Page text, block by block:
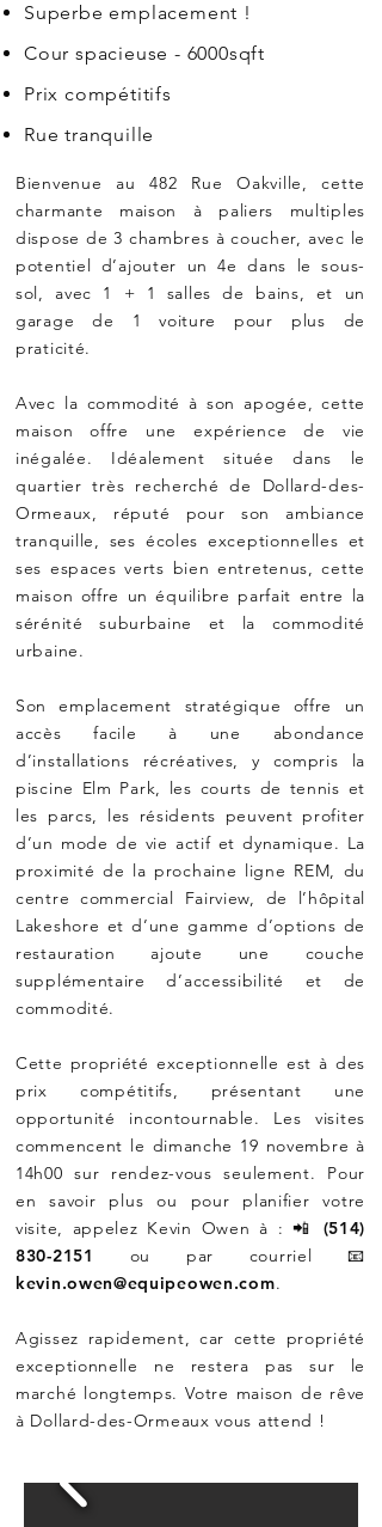
Superbe emplacement !
Cour spacieuse - 6000sqft
Prix compétitifs
Rue tranquille
Bienvenue au 482 Rue Oakville, cette
charmante maison à paliers multiples
dispose de 3 chambres à coucher, avec le
potentiel d’ajouter un 4e dans le sous-
sol, avec 1 + 1 salles de bains, et un
garage de 1 voiture pour plus de
praticité.
Avec la commodité à son apogée, cette
maison offre une expérience de vie
inégalée. Idéalement située dans le
quartier très recherché de Dollard-des-
Ormeaux, réputé pour son ambiance
tranquille, ses écoles exceptionnelles et
ses espaces verts bien entretenus, cette
maison offre un équilibre parfait entre la
sérénité suburbaine et la commodité
urbaine.
Son emplacement stratégique offre un
accès facile à une abondance
d’installations récréatives, y compris la
piscine Elm Park, les courts de tennis et
les parcs, les résidents peuvent profiter
d’un mode de vie actif et dynamique. La
proximité de la prochaine ligne REM, du
centre commercial Fairview, de l’hôpital
Lakeshore et d’une gamme d’options de
restauration ajoute une couche
supplémentaire d’accessibilité et de
commodité.
Cette propriété exceptionnelle est à des
prix compétitifs, présentant une
opportunité incontournable. Les visites
commencent le dimanche 19 novembre à
14h00 sur rendez-vous seulement. Pour
en savoir plus ou pour planifier votre
visite, appelez Kevin Owen à : 📲 (514)
830-2151
ou par courriel 📧
kevin.owen@equipeowen.com.
Agissez rapidement, car cette propriété
exceptionnelle ne restera pas sur le
marché longtemps. Votre maison de rêve
à Dollard-des-Ormeaux vous attend !